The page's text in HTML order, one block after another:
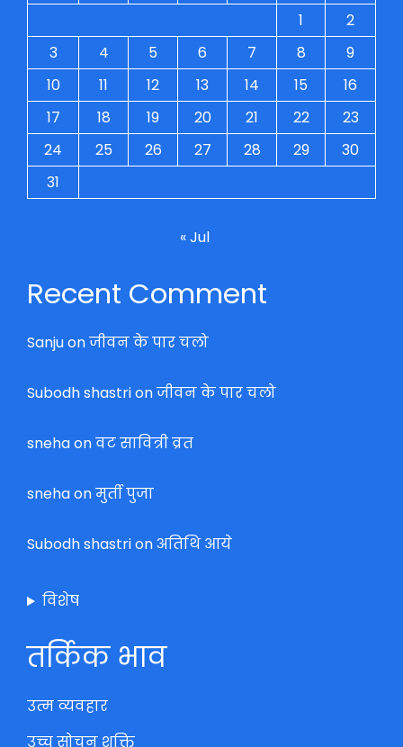
1
2
3
4 5 6 7 8
9
10
11 12 13 14 15
16
17
18 19 20 21 22
23
24
25 26 27 28 29
30
31
« Jul
Recent Comment
Sanjuonजीवन के पार चलो
Subodh shastrionजीवन के पार चलो
snehaonवट सावित्री व्रत
snehaonमुर्ती पुजा
Subodh shastrionअतिथि आये
विशेष
तर्किक भाव
उत्म व्यवहार
उच्च सोचन शक्ति